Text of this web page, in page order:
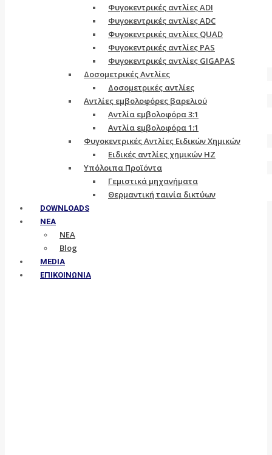
Φυγοκεντρικές αντλίες ADI
Φυγοκεντρικές αντλίες ADC
Φυγοκεντρικές αντλίες QUAD
Φυγοκεντρικές αντλίες PAS
Φυγοκεντρικές αντλίες GIGAPAS
Δοσομετρικές Αντλίες
Δοσομετρικές αντλίες
Αντλίες εμβολοφόρες βαρελιού
Αντλία εμβολοφόρα 3:1
Αντλία εμβολοφόρα 1:1
Φυγοκεντρικές Αντλίες Ειδικών Χημικών
Ειδικές αντλίες χημικών ΗΖ
Υπόλοιπα Προϊόντα
Γεμιστικά μηχανήματα
Θερμαντική ταινία δικτύων
DOWNLOADS
ΝΕΑ
ΝΕΑ
Blog
MEDIA
ΕΠΙΚΟΙΝΩΝΙΑ